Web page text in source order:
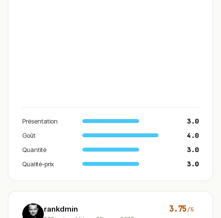
Présentation 3.0
Goût 4.0
Quantité 3.0
Qualité-prix 3.0
rankdmin 3.75/5